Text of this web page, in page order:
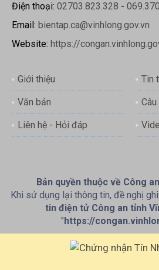
Điện thoại: 02703.823.328 -
Email: bientap.ca@vinhlong.gov.vn
Website: https://
Giới thiệu Tin
Văn bản
Liên hệ - Hỏi đáp
Bản quyền thuộc về Công
Khi sử dụng lại thông tin, đề nghị
tin điện tử Công an tỉnh
"https://